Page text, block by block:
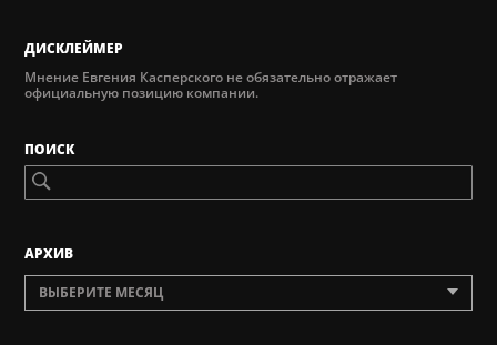
ДИСКЛЕЙМЕР
Мнение Евгения Касперского не обязательно отражает
официальную позицию компании.
ПОИСК
AРХИВ
ВЫБЕРИТЕ МЕСЯЦ